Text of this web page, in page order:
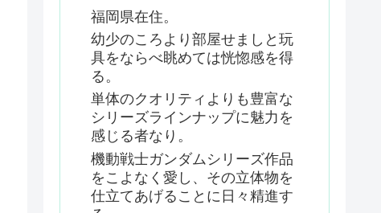
福岡県在住。
幼少のころより部屋せましと玩
具をならべ眺めては恍惚感を得
る。
単体のクオリティよりも豊富な
シリーズラインナップに魅力を
感じる者なり。
機動戦士ガンダムシリーズ作品
をこよなく愛し、その立体物を
仕立てあげることに日々精進す